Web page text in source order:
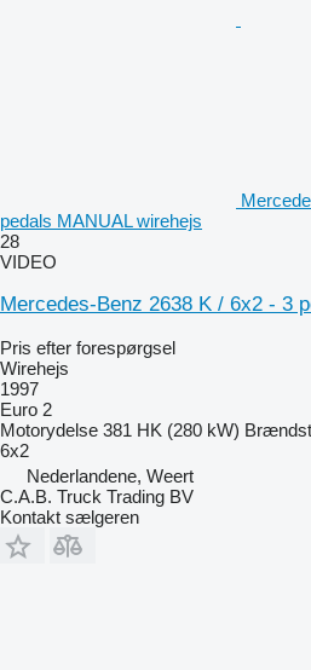
pedals MANUAL wirehejs
28
VIDEO
Mercedes-Benz 2638 K / 6x2 - 3
Pris efter forespørgsel
Wirehejs
1997
Euro 2
Motorydelse 381 HK (280 kW)
6x2
Nederlandene, Weert
C.A.B. Truck Trading BV
Kontakt sælgeren